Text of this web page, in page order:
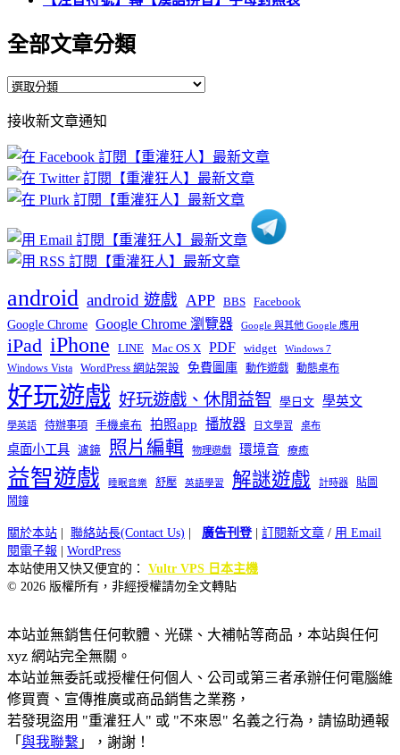
全部文章分類
全
文
章
分
類
接收新文章通知
android android 遊戲 APP BBS Facebook
Google Chrome Google Chrome 瀏覽器 Google 與其他 Google 應用
iPad iPhone LINE Mac OS X PDF widget Windows 7
Windows Vista WordPress 網站架設 免費圖庫 動作遊戲 動態桌布
好玩遊戲 好玩遊戲、休閒益智 學日文 學英文
學英語 待辦事項 手機桌布 拍照app 播放器 日文學習 桌布
桌面小工具 濾鏡 照片編輯 物理遊戲 環境音 療癒
益智遊戲 睡眠音樂 舒壓 英語學習 解謎遊戲 計時器
貼圖
鬧鐘
關於本站 | 聯絡站長(Contact Us) | 廣告刊登| 訂閱新文章 / 用 Email
閱電子報 | WordPress
本站使用又快又便宜的： Vultr VPS 日本主機
© 2026 版權所有，非經授權請勿全文轉貼
本站並無銷售任何軟體、光碟、大補帖等商品，本站與任何
xyz 網站完全無關。
本站並無委託或授權任何個人、公司或第三者承辦任何電腦維
修買賣、宣傳推廣或商品銷售之業務，
若發現盜用 "重灌狂人" 或 "不來恩" 名義之行為，請協助通報
「 與我聯繫 」，謝謝！